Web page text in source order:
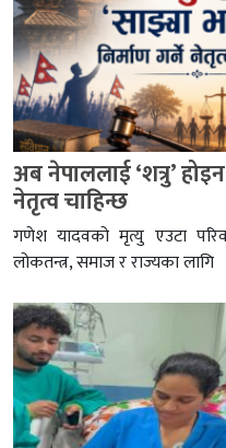
अब नेपाललाई ‘शत्रु’
नेतृत्व चाहिन्छ
गणेश यादवको मृत्यु एउटा
लोकतन्त्र, समाज र राज्यका लागि